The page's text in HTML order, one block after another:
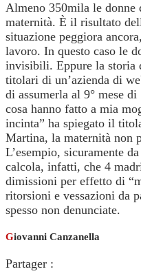
Almeno 350mila le donne
maternità. È il risultato
situazione peggiora
lavoro. In questo caso le
invisibili. Eppure la storia
titolari di un’azienda di
di assumerla al 9° mese
cosa hanno fatto a mia
incinta” ha spiegato il
Martina, la maternità non
L’esempio, sicuramente
calcola, infatti, che 4
dimissioni per effetto di
ritorsioni e vessazioni da
spesso non denunciate.
Giovanni Canzanella
Partager :